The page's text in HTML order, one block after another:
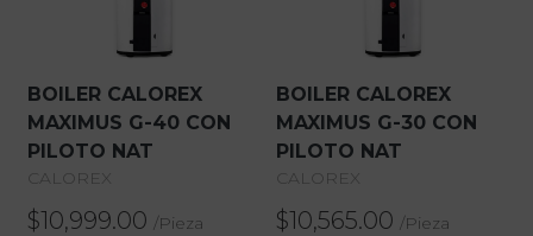
BOILER CALOREX
MAXIMUS G-40 CON
PILOTO NAT
CALOREX
$10,999.00 /Pieza
BOILER CALOREX
MAXIMUS G-30 CON
PILOTO NAT
CALOREX
$10,565.00 /Pieza